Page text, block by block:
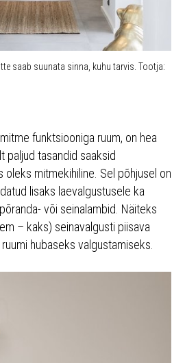
saab suunata sinna, kuhu tarvis. Tootja:
funktsiooniga ruum, on hea
paljud tasandid saaksid
oleks mitmekihiline. Sel põhjusel on
lisaks laevalgustusele ka
või seinalambid. Näiteks
– kaks) seinavalgusti piisava
hubaseks valgustamiseks.